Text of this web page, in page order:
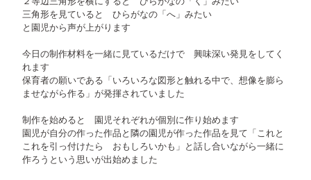
三角形を見ていると ひらがなの「へ」みたい
と園児から声が上がります
今日の制作材料を一緒に見ているだけで 興味深い発見をしてく
れます
保育者の願いである「いろいろな図形と触れる中で、想像を膨ら
ませながら作る」が発揮されていました
制作を始めると 園児それぞれが個別に作り始めます
園児が自分の作った作品と隣の園児が作った作品を見て「これと
これを引っ付けたら おもしろいかも」と話し合いながら一緒に
作ろうという思いが出始めました